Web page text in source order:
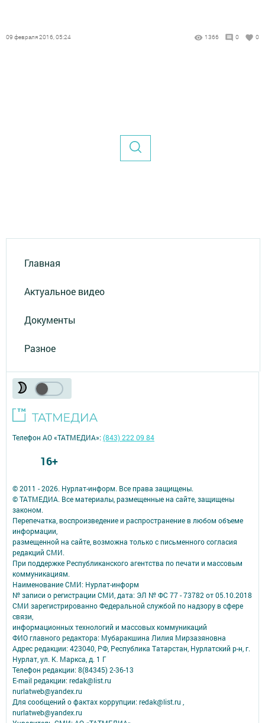
09 февраля 2016, 05:24 1366 0 0
Главная
Актуальное видео
Документы
Разное
© 2011 - 2026. Нурлат-⁠информ. Все права защищены.
© ТАТМЕДИА. Все материалы, размещенные на сайте, защищены
законом.
Перепечатка, воспроизведение и распространение в любом объеме
информации,
размещенной на сайте, возможна только с письменного согласия
редакций СМИ.
При поддержке Республиканского агентства по печати и массовым
коммуникациям.
Наименование СМИ: Нурлат-⁠информ
№ записи о регистрации СМИ, дата: ЭЛ № ФС 77 -⁠ 73782 от 05.10.2018
СМИ зарегистрированно Федеральной службой по надзору в сфере
связи,
информационных технологий и массовых коммуникаций
ФИО главного редактора: Мубаракшина Лилия Мирзазяновна
Адрес редакции: 423040, РФ, Республика Татарстан, Нурлатский р-н, г.
Нурлат, ул. К. Маркса, д. 1 Г
Телефон редакции: 8(84345) 2-36-13
E-mail редакции: redak@list.ru
nurlatweb@yandex.ru
Для сообщений о фактах коррупции: redak@list.ru ,
nurlatweb@yandex.ru
Телефон АО «ТАТМЕДИА»:(843) 222 09 84
16+